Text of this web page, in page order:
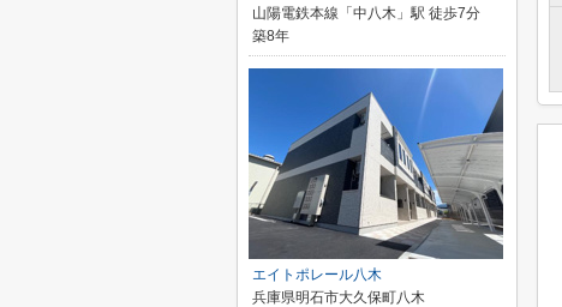
山陽電鉄本線「中八木」駅 徒歩7分
築8年
エイトポレール八木
兵庫県明石市大久保町八木